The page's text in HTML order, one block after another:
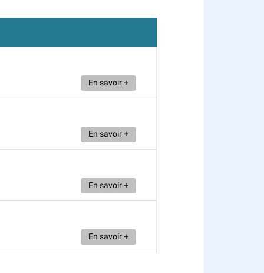
En savoir +
En savoir +
En savoir +
En savoir +